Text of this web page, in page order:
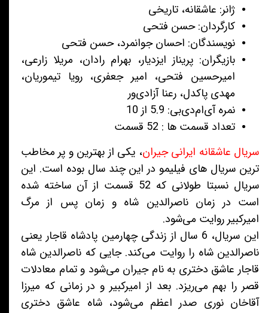
ژانر: عاشقانه، تاریخی
کارگردان: حسن فتحی
نویسندگان: احسان جوانمرد، حسن فتحی
بازیگران: پریناز ایزدیار، بهرام رادان، مریلا زارعی،
امیرحسین فتحی، امیر جعفری، رویا تیموریان،
مهدی پاکدل، رعنا آزادی‌ور
نمره آی‌ام‌دی‌بی: 5.9 از 10
تعداد قسمت ها : 52 قسمت
سریال عاشقانه ایرانی جیران، یکی از بهترین و پر مخاطب
ترین سریال های فیلیمو در این چند سال بوده است. این
سریال نسبتا طولانی که 52 قسمت از آن ساخته شده
است در زمان ناصرالدین شاه و زمان پس از مرگ
امیرکبیر روایت می‌شود.
این سریال، 6 سال از زندگی چهارمین پادشاه قاجار یعنی
ناصرالدین شاه را روایت می‌کند. جایی که ناصرالدین شاه
قاجار عاشق دختری به نام جیران می‌شود و تمام معادلات
قصر را بهم می‌ریزد. بعد از امیرکبیر و در زمانی که میرزا
آقاخان نوری صدر اعظم می‌شود، شاه عاشق دختری